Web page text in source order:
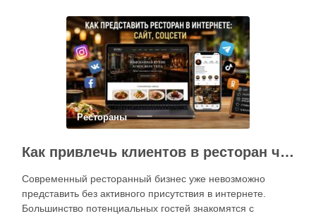
Рестораны
Как привлечь клиентов в ресторан через интернет: каким должен быть сайт и как эффективно использовать социальные сети
Современный ресторанный бизнес уже невозможно
представить без активного присутствия в интернете.
Большинство потенциальных гостей знакомятся с